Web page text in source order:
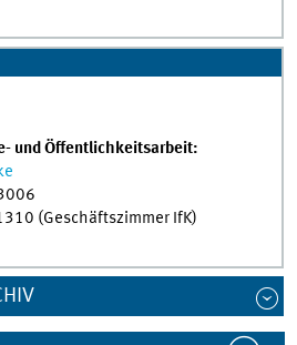
und Öffentlichkeitsarbeit:
(Geschäftszimmer IfK)